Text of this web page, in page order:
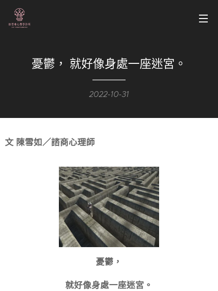
憂鬱， 就好像身處一座迷宮。
2022-10-31
文 陳雪如／諮商心理師
憂鬱，
就好像身處一座迷宮。